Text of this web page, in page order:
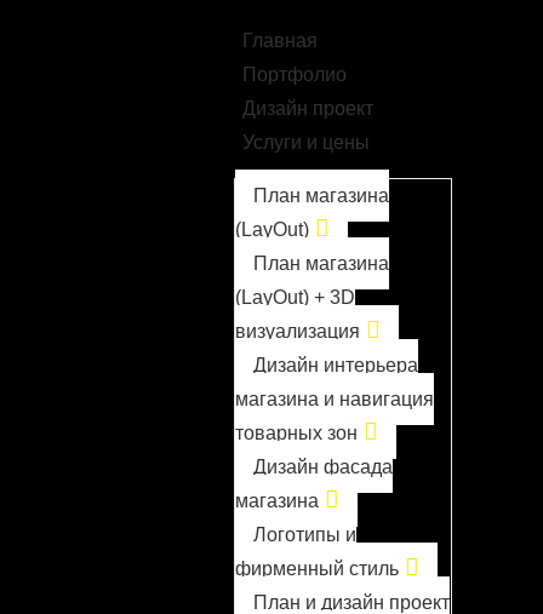
Главная
Портфолио
Дизайн проект
Услуги и цены
План магазина
(LayOut)
План магазина
(LayOut) + 3D
визуализация
Дизайн интерьера
магазина и навигация
товарных зон
Дизайн фасада
магазина
Логотипы и
фирменный стиль
План и дизайн проект